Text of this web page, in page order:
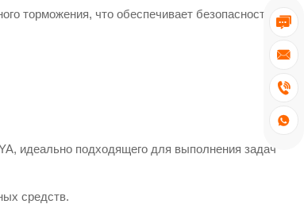




торможения, что обеспечивает безопасность
идеально подходящего для выполнения задач
средств.